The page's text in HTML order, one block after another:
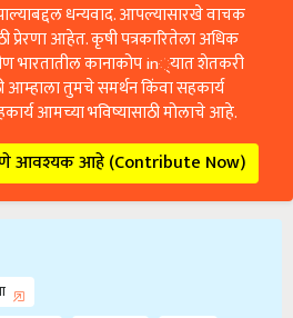
धन्यवाद. आपल्यासारखे वाचक
प्रेरणा आहेत. कृषी पत्रकारितेला अधिक
भारतातील कानाकोप in्यात शेतकरी
आम्हाला तुमचे समर्थन किंवा सहकार्य
आमच्या भविष्यासाठी मोलाचे आहे.
आवश्यक आहे (Contribute Now)